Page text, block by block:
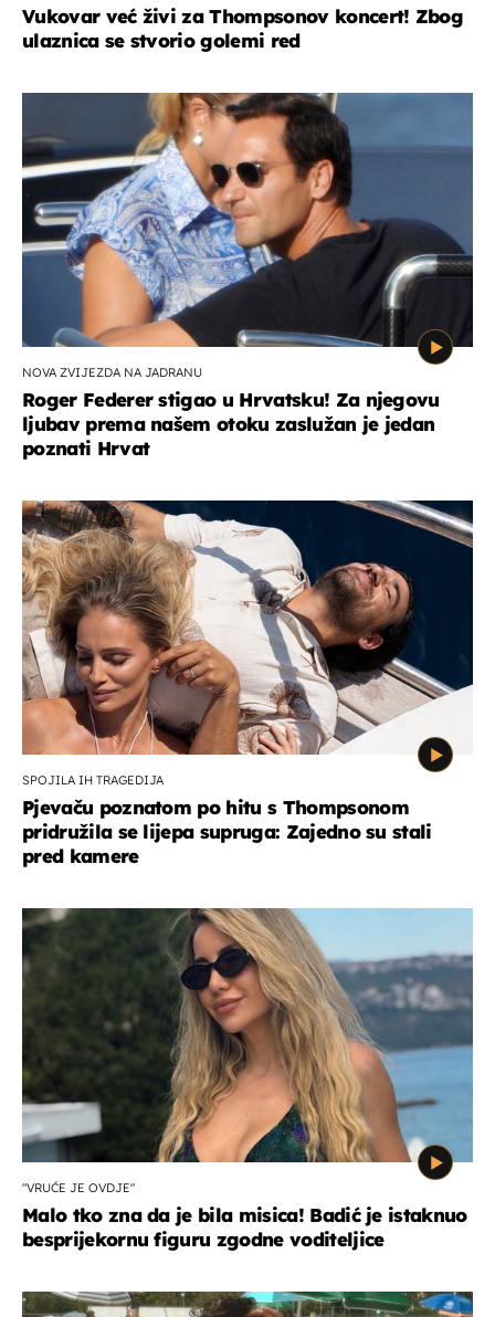
Vukovar već živi za Thompsonov koncert! Zbog
ulaznica se stvorio golemi red
NOVA ZVIJEZDA NA JADRANU
Roger Federer stigao u Hrvatsku! Za njegovu
ljubav prema našem otoku zaslužan je jedan
poznati Hrvat
SPOJILA IH TRAGEDIJA
Pjevaču poznatom po hitu s Thompsonom
pridružila se lijepa supruga: Zajedno su stali
pred kamere
"VRUĆE JE OVDJE"
Malo tko zna da je bila misica! Badić je istaknuo
besprijekornu figuru zgodne voditeljice